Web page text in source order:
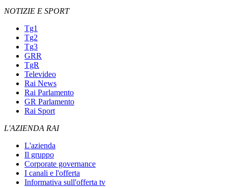
NOTIZIE E SPORT
Tg1
Tg2
Tg3
GRR
TgR
Televideo
Rai News
Rai Parlamento
GR Parlamento
Rai Sport
L'AZIENDA RAI
L'azienda
Il gruppo
Corporate governance
I canali e l'offerta
Informativa sull'offerta tv